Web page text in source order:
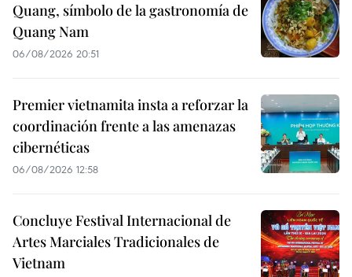
Quang, símbolo de la gastronomía de
Quang Nam
06/08/2026 20:51
Premier vietnamita insta a reforzar la
coordinación frente a las amenazas
cibernéticas
06/08/2026 12:58
Concluye Festival Internacional de
Artes Marciales Tradicionales de
Vietnam